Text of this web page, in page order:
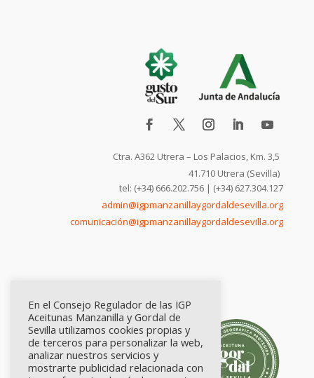
Ctra. A362 Utrera – Los Palacios, Km. 3,5
41.710 Utrera (Sevilla)
tel: (+34) 666.202.756 | (+34) 627.304.127
admin@igpmanzanillaygordaldesevilla.org
comunicación@igpmanzanillaygordaldesevilla.org
En el Consejo Regulador de las IGP
Aceitunas Manzanilla y Gordal de
Sevilla utilizamos cookies propias y
de terceros para personalizar la web,
analizar nuestros servicios y
mostrarte publicidad relacionada con